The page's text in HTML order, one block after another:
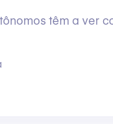
têm a ver